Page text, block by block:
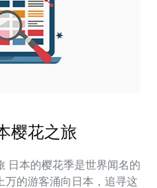
樱花之旅
万的游客涌向日本，追寻这